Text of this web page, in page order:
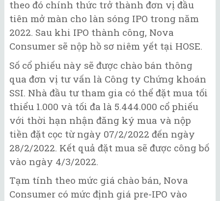
theo đó chính thức trở thành đơn vị đầu
tiên mở màn cho làn sóng IPO trong năm
2022. Sau khi IPO thành công, Nova
Consumer sẽ nộp hồ sơ niêm yết tại HOSE.
Số cổ phiếu này sẽ được chào bán thông
qua đơn vị tư vấn là Công ty Chứng khoán
SSI. Nhà đầu tư tham gia có thể đặt mua tối
thiểu 1.000 và tối đa là 5.444.000 cổ phiếu
với thời hạn nhận đăng ký mua và nộp
tiền đặt cọc từ ngày 07/2/2022 đến ngày
28/2/2022. Kết quả đặt mua sẽ được công bố
vào ngày 4/3/2022.
Tạm tính theo mức giá chào bán, Nova
Consumer có mức định giá pre-IPO vào